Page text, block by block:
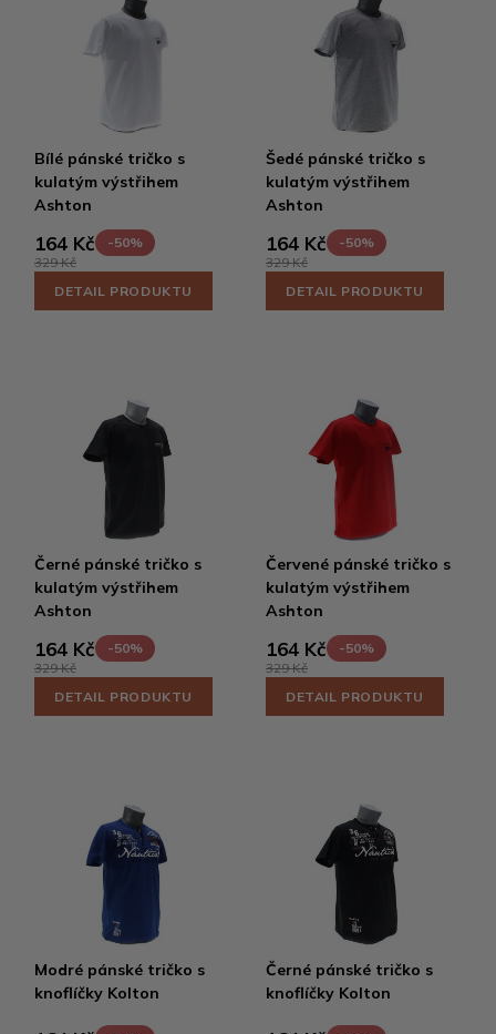
Bílé pánské tričko s
kulatým výstřihem
Ashton
164 Kč
-50%
329 Kč
DETAIL PRODUKTU
Šedé pánské tričko s
kulatým výstřihem
Ashton
164 Kč
-50%
329 Kč
DETAIL PRODUKTU
Černé pánské tričko s
kulatým výstřihem
Ashton
164 Kč
-50%
329 Kč
DETAIL PRODUKTU
Červené pánské tričko s
kulatým výstřihem
Ashton
164 Kč
-50%
329 Kč
DETAIL PRODUKTU
Modré pánské tričko s
knoflíčky Kolton
Černé pánské tričko s
knoflíčky Kolton